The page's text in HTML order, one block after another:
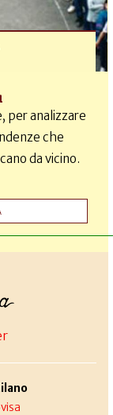
per analizzare
che
da vicino.